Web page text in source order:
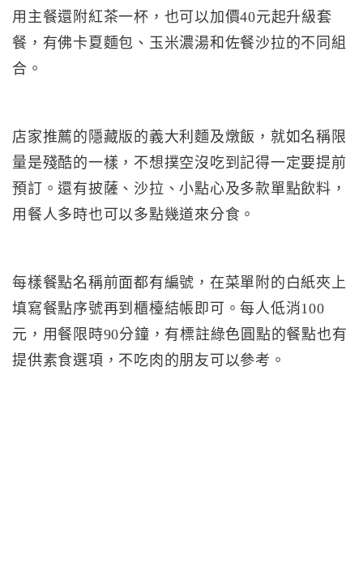
用主餐還附紅茶一杯，也可以加價40元起升級套
餐，有佛卡夏麵包、玉米濃湯和佐餐沙拉的不同組
合。
店家推薦的隱藏版的義大利麵及燉飯，就如名稱限
量是殘酷的一樣，不想撲空沒吃到記得一定要提前
預訂。還有披薩、沙拉、小點心及多款單點飲料，
用餐人多時也可以多點幾道來分食。
每樣餐點名稱前面都有編號，在菜單附的白紙夾上
填寫餐點序號再到櫃檯結帳即可。每人低消100
元，用餐限時90分鐘，有標註綠色圓點的餐點也有
提供素食選項，不吃肉的朋友可以參考。